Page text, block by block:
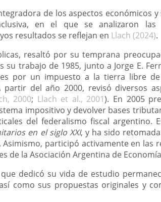
de los aspectos económicos
en el que se analizaron las
resultados se reflejan en Llach (2024).
resaltó por su temprana
trabajo de 1985, junto a Jorge E.
por un impuesto a la tierra libre
del año 2000, revisó diversos
2000; Llach et al., 2001). En 2005
impositivo y devolver bases
del federalismo fiscal argentino.
en el siglo XXI, y ha sido
. Asimismo, participó activamente en las
de la Asociación Argentina de
dedicó su vida de estudio
como sus propuestas originales y